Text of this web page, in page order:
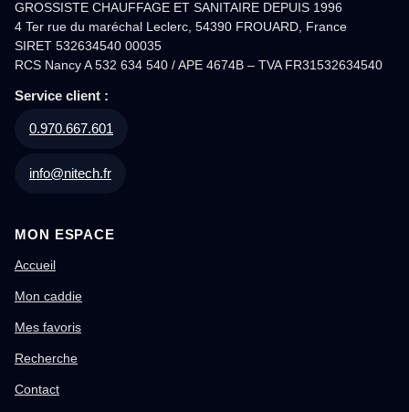
GROSSISTE CHAUFFAGE ET SANITAIRE DEPUIS 1996
4 Ter rue du maréchal Leclerc, 54390 FROUARD, France
SIRET 532634540 00035
RCS Nancy A 532 634 540 / APE 4674B – TVA FR31532634540
Service client :
0.970.667.601
info@nitech.fr
MON ESPACE
Accueil
Mon caddie
Mes favoris
Recherche
Contact